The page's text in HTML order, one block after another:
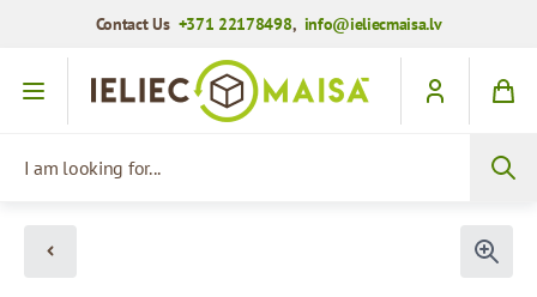
Contact Us +371 22178498, info@ieliecmaisa.lv
Skip to Content